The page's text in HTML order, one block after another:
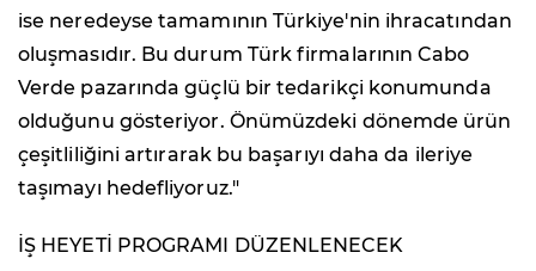
ise neredeyse tamamının Türkiye'nin ihracatından
oluşmasıdır. Bu durum Türk firmalarının Cabo
Verde pazarında güçlü bir tedarikçi konumunda
olduğunu gösteriyor. Önümüzdeki dönemde ürün
çeşitliliğini artırarak bu başarıyı daha da ileriye
taşımayı hedefliyoruz."
İŞ HEYETİ PROGRAMI DÜZENLENECEK